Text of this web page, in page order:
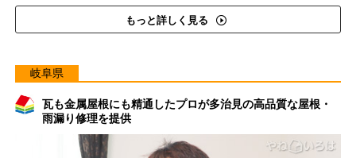
もっと詳しく見る
岐阜県
瓦も金属屋根にも精通したプロが多治見の高品質な屋根・
雨漏り修理を提供